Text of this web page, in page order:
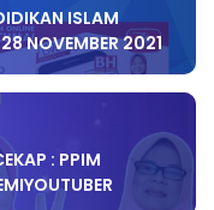
ISLAM
NOVEMBER 2021
: PPIM